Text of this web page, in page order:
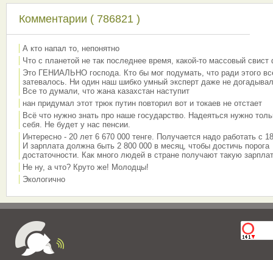
Комментарии ( 786821 )
А кто напал то, непонятно
Что с планетой не так последнее время, какой-то массовый свист
Это ГЕНИАЛЬНО господа. Кто бы мог подумать, что ради этого
затевалось. Ни один наш шибко умный эксперт даже не
Все то думали, что жана казахстан наступит
нан придумал этот трюк путин повторил вот и токаев не отстает
Всё что нужно знать про наше государство. Надеяться нужно
себя. Не будет у нас пенсии.
Интересно - 20 лет 6 670 000 тенге. Получается надо работать с
И зарплата должна быть 2 800 000 в месяц, чтобы достичь порога
достаточности. Как много людей в стране получают такую
Не ну, а что? Круто же! Молодцы!
Экологично